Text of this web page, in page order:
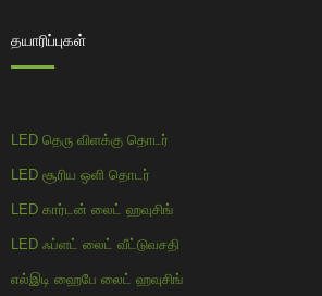
தயாரிப்புகள்
LED தெரு விளக்கு தொடர்
LED சூரிய ஒளி தொடர்
LED கார்டன் லைட் ஹவுசிங்
LED ஃப்ளட் லைட் வீட்டுவசதி
எல்இடி ஹைபே லைட் ஹவுசிங்